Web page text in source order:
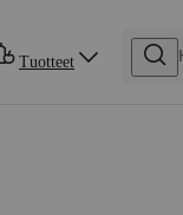
Tuotteet